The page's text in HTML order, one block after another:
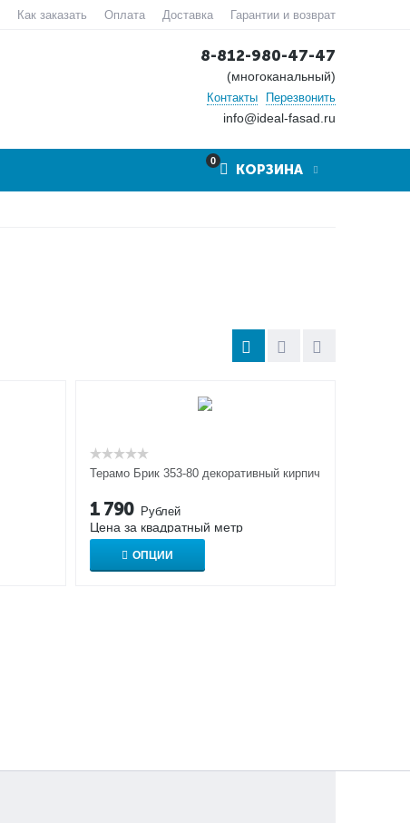
Как заказать Оплата Доставка Гарантии и возврат
8-812-980-47-47
(многоканальный)
Контакты Перезвонить
info@ideal-fasad.ru
0
КОРЗИНА
Терамо Брик 353-80 декоративный кирпич
1 790 Рублей
Цена за квадратный метр
ОПЦИИ